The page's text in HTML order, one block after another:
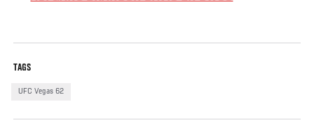
TAGS
UFC Vegas 62